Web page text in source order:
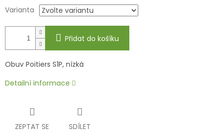
Varianta
Přidat do košíku
Obuv Poitiers S1P, nízká
Detailní informace
ZEPTAT SE SDÍLET